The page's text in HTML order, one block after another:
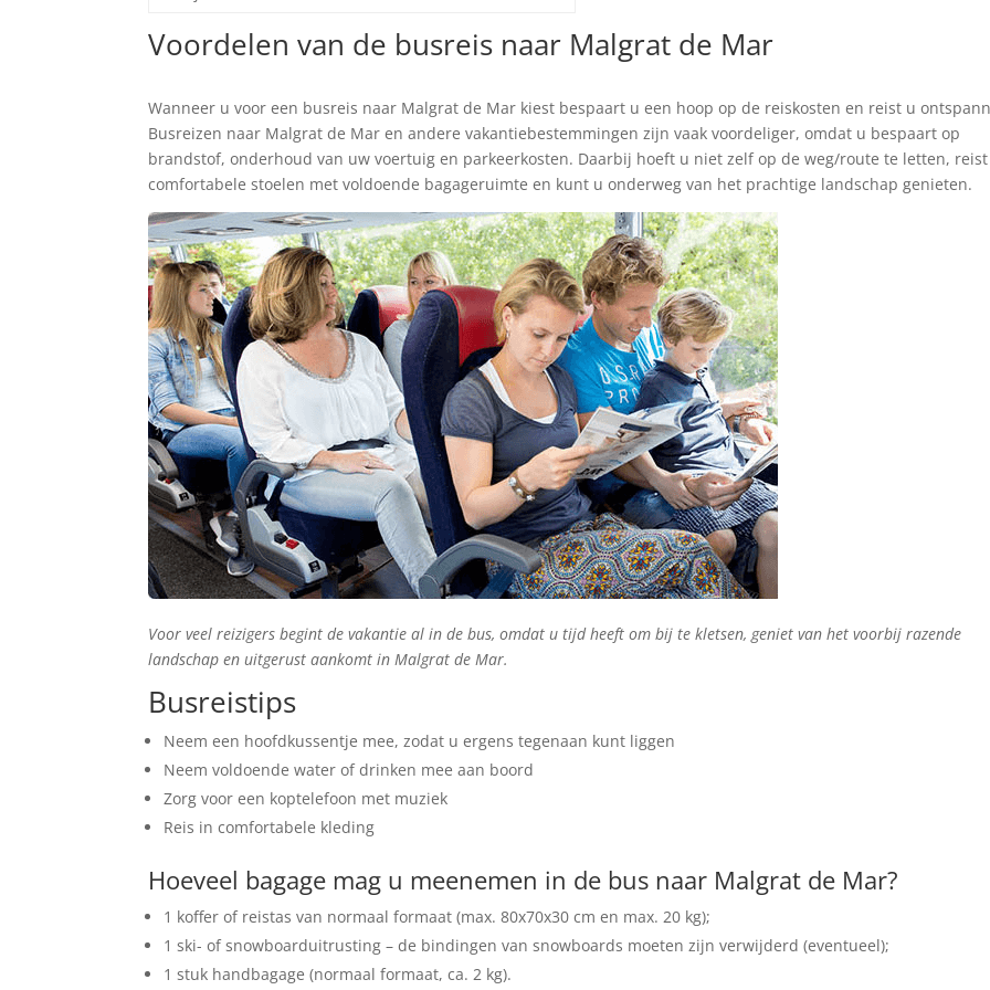
Voordelen van de busreis naar Malgrat de Mar
Wanneer u voor een busreis naar Malgrat de Mar kiest bespaart u een hoop op de reiskosten en reist u
Busreizen naar Malgrat de Mar en andere vakantiebestemmingen zijn vaak voordeliger, omdat u bespaart op
brandstof, onderhoud van uw voertuig en parkeerkosten. Daarbij hoeft u niet zelf op de weg/route te letten,
comfortabele stoelen met voldoende bagageruimte en kunt u onderweg van het prachtige landschap genieten.
Voor veel reizigers begint de vakantie al in de bus, omdat u tijd heeft om bij te kletsen, geniet van het voorbij razende
landschap en uitgerust aankomt in Malgrat de Mar.
Busreistips
Neem een hoofdkussentje mee, zodat u ergens tegenaan kunt liggen
Neem voldoende water of drinken mee aan boord
Zorg voor een koptelefoon met muziek
Reis in comfortabele kleding
Hoeveel bagage mag u meenemen in de bus naar Malgrat de Mar?
1 koffer of reistas van normaal formaat (max. 80x70x30 cm en max. 20 kg);
1 ski- of snowboarduitrusting – de bindingen van snowboards moeten zijn verwijderd (eventueel);
1 stuk handbagage (normaal formaat, ca. 2 kg).